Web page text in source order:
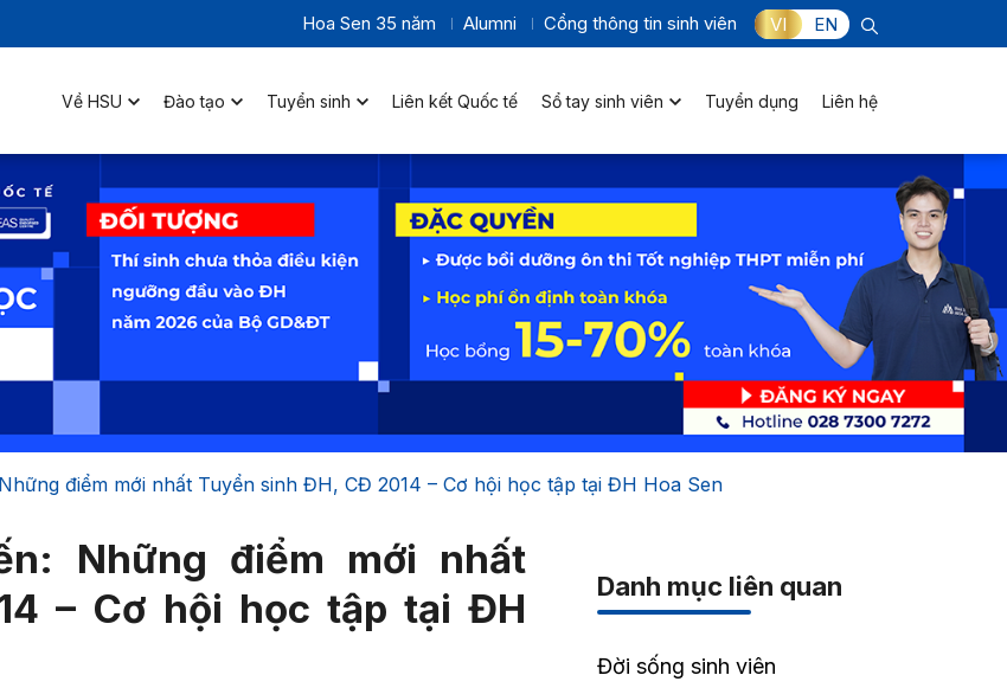
Hoa Sen 35 năm Alumni Cổng thông tin sinh viên VI EN
Về HSU Đào tạo Tuyển sinh Liên kết Quốc tế Sổ tay sinh viên Tuyển dụng Liên hệ
điểm mới nhất Tuyển sinh ĐH, CĐ 2014 – Cơ hội học tập tại ĐH Hoa Sen
Những điểm mới nhất
– Cơ hội học tập tại ĐH
Danh mục liên quan
Đời sống sinh viên